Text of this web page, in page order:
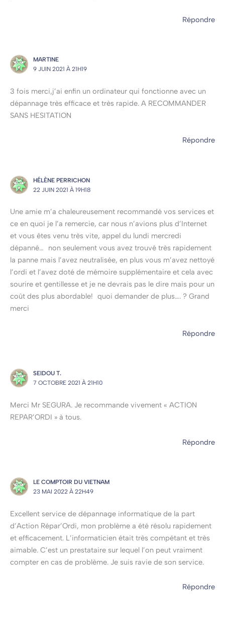
Répondre
MARTINE
9 JUIN 2021 À 21H19
3 fois merci,j’ai enfin un ordinateur qui fonctionne avec un
dépannage très efficace et très rapide. A RECOMMANDER
SANS HESITATION
Répondre
HÉLÈNE PERRICHON
22 JUIN 2021 À 19H18
Une amie m’a chaleureusement recommandé vos services et
ce en quoi je l’a remercie, car nous n’avions plus d’Internet
et vous êtes venu très vite, appel du lundi mercredi
dépanné… non seulement vous avez trouvé très rapidement
la panne mais l’avez neutralisée, en plus vous m’avez nettoyé
l’ordi et l’avez doté de mémoire supplémentaire et cela avec
sourire et gentillesse et je ne devrais pas le dire mais pour un
coût des plus abordable! quoi demander de plus…. ? Grand
merci
Répondre
SEIDOU T.
7 OCTOBRE 2021 À 21H10
Merci Mr SEGURA. Je recommande vivement « ACTION
REPAR’ORDI » à tous.
Répondre
LE COMPTOIR DU VIETNAM
23 MAI 2022 À 22H49
Excellent service de dépannage informatique de la part
d’Action Répar’Ordi, mon problème a été résolu rapidement
et efficacement. L’informaticien était très compétant et très
aimable. C’est un prestataire sur lequel l’on peut vraiment
compter en cas de problème. Je suis ravie de son service.
Répondre